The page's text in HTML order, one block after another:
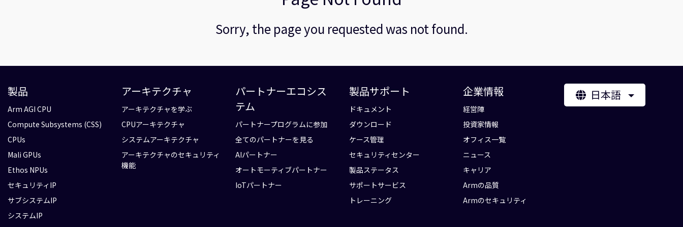
Sorry, the page you requested was not found.
製品
Arm AGI CPU
Compute Subsystems (CSS)
CPUs
Mali GPUs
Ethos NPUs
セキュリティIP
サブシステムIP
システムIP
アーキテクチャ
アーキテクチャを学ぶ
CPUアーキテクチャ
システムアーキテクチャ
アーキテクチャのセキュリティ
機能
パートナーエコシス
テム
パートナープログラムに参加
全てのパートナーを見る
AIパートナー
オートモーティブパートナー
IoTパートナー
製品サポート
ドキュメント
ダウンロード
ケース管理
セキュリティセンター
製品ステータス
サポートサービス
トレーニング
企業情報
経営陣
投資家情報
オフィス一覧
ニュース
キャリア
Armの品質
Armのセキュリティ
日本語